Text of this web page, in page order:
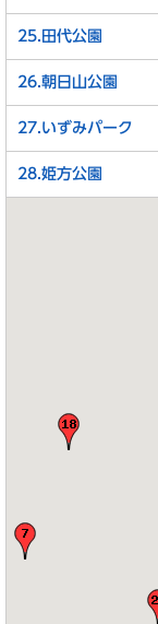
25.田代公園
26.朝日山公園
27.いずみパーク
28.姫方公園